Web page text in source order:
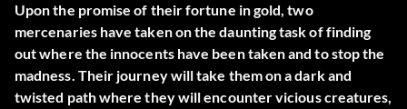
Upon the promise of their fortune in gold, two
mercenaries have taken on the daunting task of finding
out where the innocents have been taken and to stop the
madness. Their journey will take them on a dark and
twisted path where they will encounter vicious creatures,